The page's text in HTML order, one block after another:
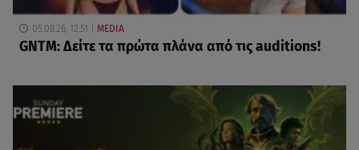
05.08.26, 12:51 MEDIA
GNTM: Δείτε τα πρώτα πλάνα από τις auditions!